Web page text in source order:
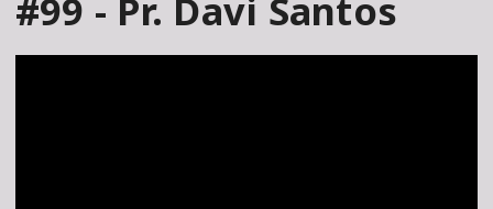
#99 - Pr. Davi Santos